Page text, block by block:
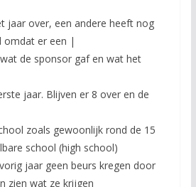
jaar over, een andere heeft nog
omdat er een |
de sponsor gaf en wat het
jaar. Blijven er 8 over en de
zoals gewoonlijk rond de 15
school (high school)
jaar geen beurs kregen door
zien wat ze krijgen